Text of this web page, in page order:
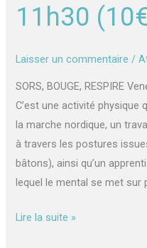
11h30
Laisser un commentaire /
SORS, BOUGE, RESPIRE
C’est une activité physique
la marche nordique, un
à travers les postures
bâtons), ainsi qu’un
lequel le mental se met sur
samedi
10h
à
11h30
(10€)
Lire la suite »